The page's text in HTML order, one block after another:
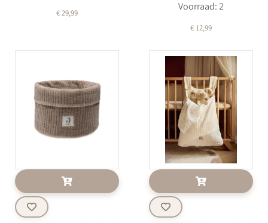
€ 29,99
Voorraad: 2
€ 12,99